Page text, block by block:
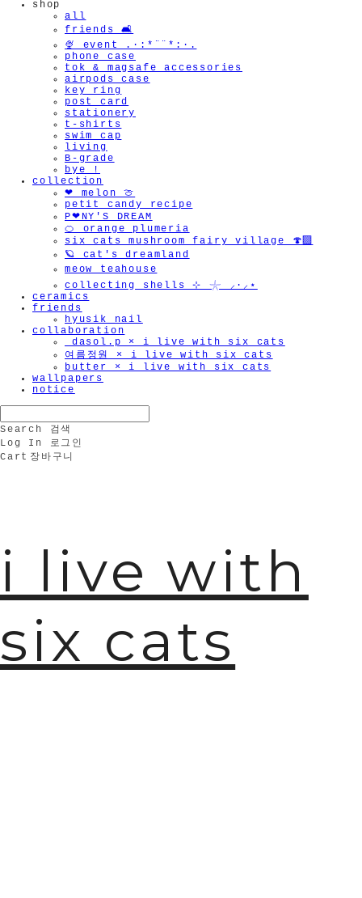
shop
all
friends 🛋️
🍨 event .·:*¨¨*:·.
phone case
tok & magsafe accessories
airpods case
key ring
post card
stationery
t-shirts
swim cap
living
B-grade
bye !
collection
❤︎ melon 🍈
petit candy recipe
P❤︎NY'S DREAM
🍊 orange plumeria
six cats mushroom fairy village 🍄‍🟫
🪐 cat's dreamland
meow teahouse
collecting shells ⊹ 𓇼 ⸝·⸝⋆
ceramics
friends
hyusik_nail
collaboration
_dasol.p × i live with six cats
여름정원 × i live with six cats
butter × i live with six cats
wallpapers
notice
Search
검색
Log In
로그인
Cart 장바구니
i live with
six cats